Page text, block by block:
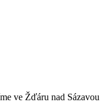
ve Žďáru nad Sázavou